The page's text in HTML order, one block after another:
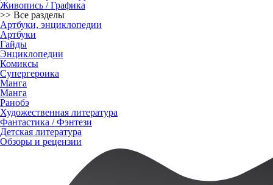
Живопись / Графика
>> Все разделы
Артбуки, энциклопедии
Артбуки
Гайды
Энциклопедии
Комиксы
Супергероика
Манга
Манга
Ранобэ
Художественная литература
Фантастика / Фэнтези
Детская литература
Обзоры и рецензии